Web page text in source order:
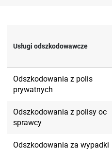
Usługi odszkodowawcze
Odszkodowania z polis
prywatnych
Odszkodowania z polisy oc
sprawcy
Odszkodowania za wypadki